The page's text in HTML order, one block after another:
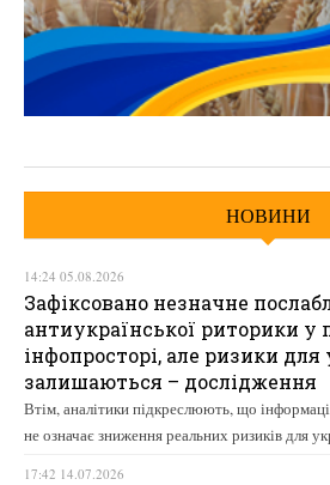
НОВИНИ
14:24 05.08.2026
Зафіксовано незначне
антиукраїнської риторики у
інфопросторі, але ризики для
залишаються – дослідження
Втім, аналітики підкреслюють, що
не означає зниження реальних ризиків для
17:42 14.07.2026